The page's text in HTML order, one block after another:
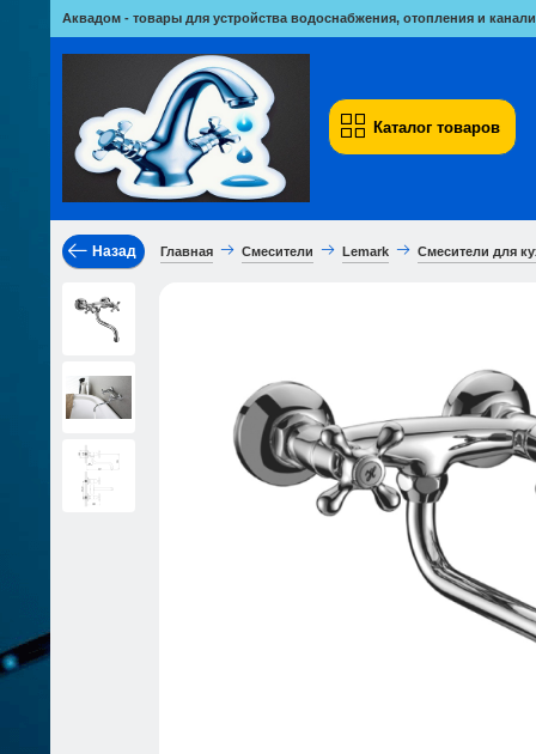
Аквадом - товары для устройства водоснабжения, отопления и
Каталог товаров
Назад Главная Смесители Lemark Смесители для